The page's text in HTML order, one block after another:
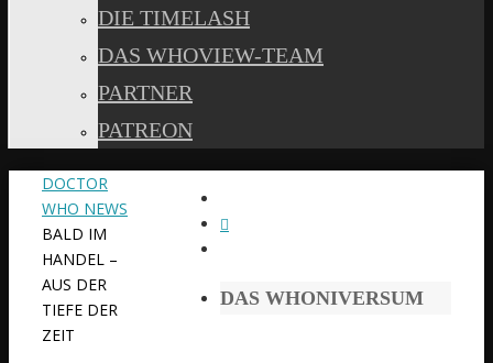
DIE TIMELASH
DAS WHOVIEW-TEAM
PARTNER
PATREON
START
DOCTOR
WHO NEWS
BALD IM
HANDEL –
AUS DER
TIEFE DER
ZEIT
DAS WHONIVERSUM